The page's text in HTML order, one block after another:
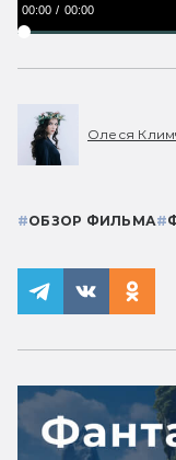
00:00 00:00
Олеся
#ОБЗОР ФИЛЬМА#